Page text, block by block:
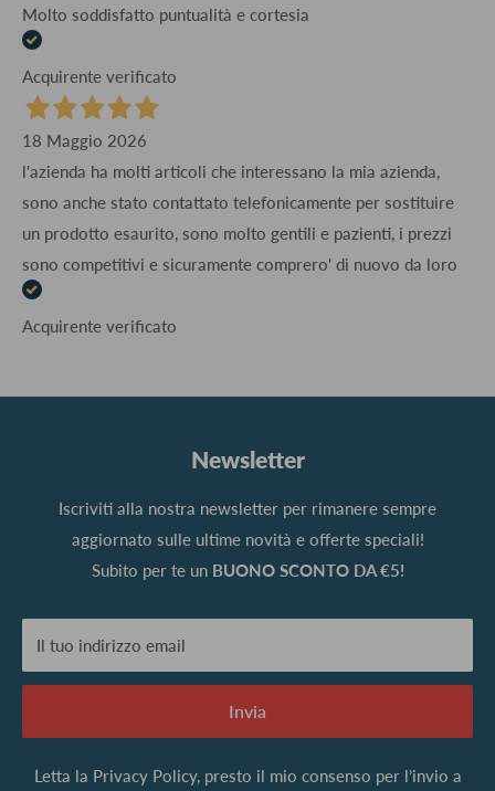
Molto soddisfatto puntualità e cortesia
Acquirente verificato
18 Maggio 2026
l'azienda ha molti articoli che interessano la mia azienda,
sono anche stato contattato telefonicamente per sostituire
un prodotto esaurito, sono molto gentili e pazienti, i prezzi
sono competitivi e sicuramente comprero' di nuovo da loro
Acquirente verificato
Newsletter
Iscriviti alla nostra newsletter per rimanere sempre
aggiornato sulle ultime novità e offerte speciali!
Subito per te un BUONO SCONTO DA €5!
Il tuo indirizzo email
Invia
Letta la Privacy Policy, presto il mio consenso per l’invio a